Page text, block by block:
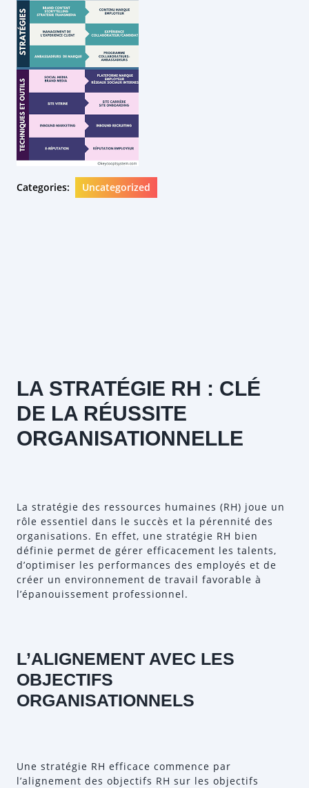
Categories: Uncategorized
LA STRATÉGIE RH : CLÉ
DE LA RÉUSSITE
ORGANISATIONNELLE
La stratégie des ressources humaines (RH) joue un
rôle essentiel dans le succès et la pérennité des
organisations. En effet, une stratégie RH bien
définie permet de gérer efficacement les talents,
d’optimiser les performances des employés et de
créer un environnement de travail favorable à
l’épanouissement professionnel.
L’ALIGNEMENT AVEC LES
OBJECTIFS
ORGANISATIONNELS
Une stratégie RH efficace commence par
l’alignement des objectifs RH sur les objectifs